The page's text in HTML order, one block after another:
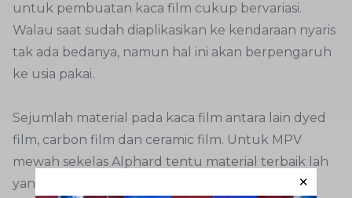
untuk pembuatan kaca film cukup bervariasi.
Walau saat sudah diaplikasikan ke kendaraan nyaris
tak ada bedanya, namun hal ini akan berpengaruh
ke usia pakai.
Sejumlah material pada kaca film antara lain dyed
film, carbon film dan ceramic film. Untuk MPV
mewah sekelas Alphard tentu material terbaik lah
yang paling cocok dipilih.